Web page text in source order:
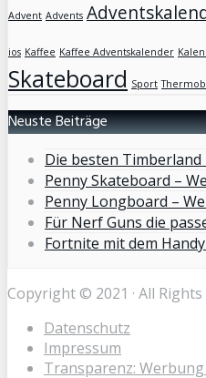
Advent Advents
ios Kaffee Kaffee Adventskalender
Skateboard Sport
Neuste Beiträge
Die besten Timberland
Penny Skateboard –
Penny Longboard –
Für Nerf Guns die
Fortnite mit dem
Copyright © 2021 · All
Datenschutz
Impressum
Transparenz: